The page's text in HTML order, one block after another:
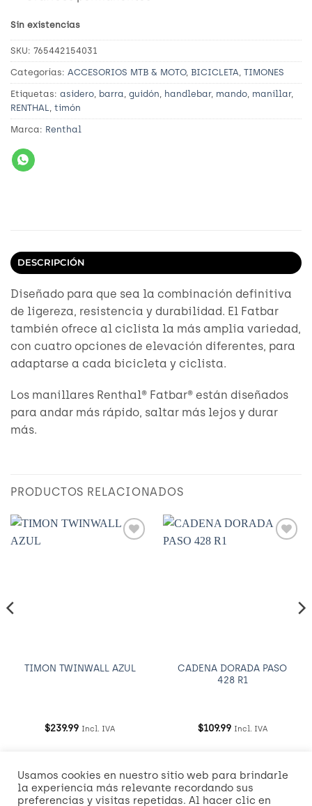
Sin existencias
SKU: 765442154031
Categorías: ACCESORIOS MTB & MOTO, BICICLETA TIMONES
Etiquetas: asidero barra guidón handlebar, mando manillar,
RENTHAL
timón
Marca: Renthal
DESCRIPCIÓN
Diseñado para que sea la combinación definitiva
de ligereza, resistencia y durabilidad. El Fatbar
también ofrece al ciclista la más amplia variedad,
con cuatro opciones de elevación diferentes, para
adaptarse a cada bicicleta y ciclista.
Los manillares Renthal® Fatbar® están diseñados
para andar más rápido, saltar más lejos y durar
más.
PRODUCTOS RELACIONADOS
TIMON TWINWALL AZUL
$239.99 Incl. IVA
CADENA DORADA PASO
428 R1
$109.99 Incl. IVA
Visa MasterCardAmerican
Express
Credit
Card
Dinners
Club
Discover
Usamos cookies en nuestro sitio web para brindarle
la experiencia más relevante recordando sus
preferencias y visitas repetidas. Al hacer clic en